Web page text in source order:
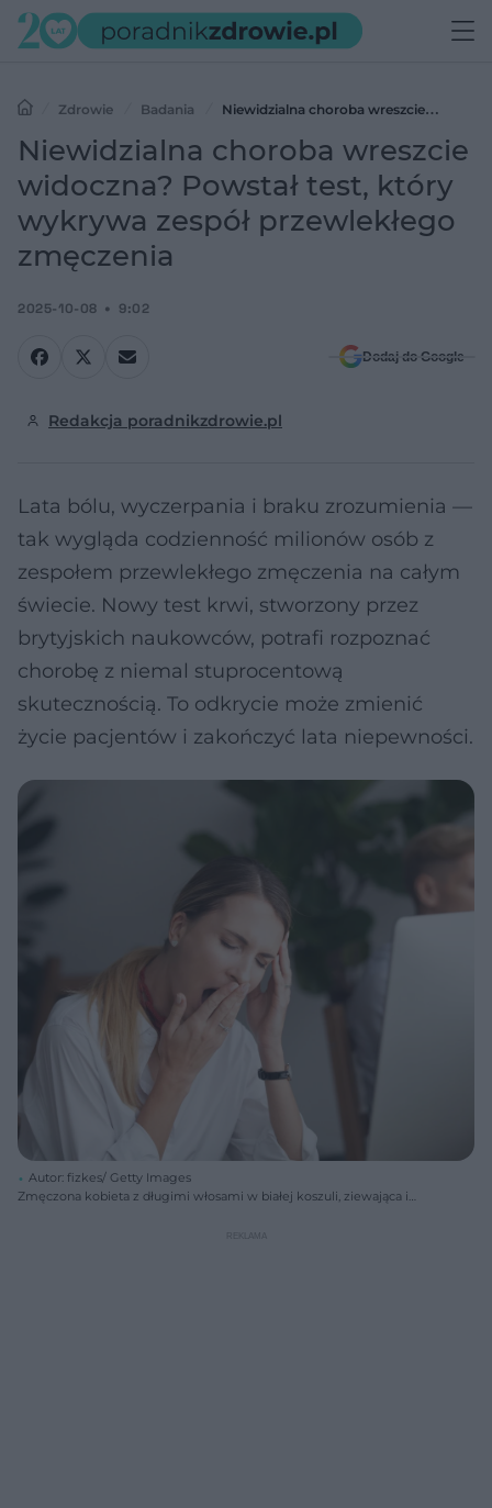
Zdrowie Badania
Niewidzialna choroba wreszcie
widoczna? Powstał test, który wykrywa zespół przewlekłego
Niewidzialna choroba wreszcie
widoczna? Powstał test, który
wykrywa zespół przewlekłego
zmęczenia
2025-10-08 9:02
Dodaj do Google
Redakcja poradnikzdrowie.pl
Lata bólu, wyczerpania i braku zrozumienia —
tak wygląda codzienność milionów osób z
zespołem przewlekłego zmęczenia na całym
świecie. Nowy test krwi, stworzony przez
brytyjskich naukowców, potrafi rozpoznać
chorobę z niemal stuprocentową
skutecznością. To odkrycie może zmienić
życie pacjentów i zakończyć lata niepewności.
Autor: fizkes/ Getty Images
Zmęczona kobieta z długimi włosami w białej koszuli, ziewająca i
pracujący przy komputerze, symbolizujący codzienne wyczerpanie.